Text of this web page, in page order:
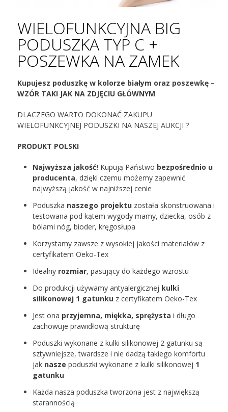
WIELOFUNKCYJNA BIG
PODUSZKA TYP C +
POSZEWKA NA ZAMEK
Kupujesz poduszkę w kolorze białym oraz poszewkę –
WZÓR TAKI JAK NA ZDJĘCIU GŁÓWNYM
DLACZEGO WARTO DOKONAĆ ZAKUPU
WIELOFUNKCYJNEJ PODUSZKI NA NASZEJ AUKCJI ?
PRODUKT POLSKI
Najwyższa jakość! Kupują Państwo bezpośrednio u
producenta, dzięki czemu możemy zapewnić
najwyższą jakość w najniższej cenie
Poduszka naszego projektu została skonstruowana i
testowana pod kątem wygody mamy, dziecka, osób z
bólami nóg, bioder, kręgosłupa
Korzystamy zawsze z wysokiej jakości materiałów z
certyfikatem Oeko-Tex
Idealny rozmiar, pasujący do każdego wzrostu
Do produkcji używamy antyalergicznej kulki
silikonowej 1 gatunku z certyfikatem Oeko-Tex
Jest ona przyjemna, miękka, sprężysta i długo
zachowuje prawidłową strukturę
Poduszki wykonane z kulki silikonowej 2 gatunku są
sztywniejsze, twardsze i nie dadzą takiego komfortu
jak nasze poduszki wykonane z kulki silikonowej 1
gatunku
Każda nasza poduszka tworzona jest z największą
starannością